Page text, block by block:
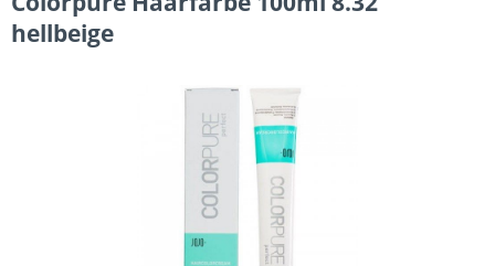
hellbeige